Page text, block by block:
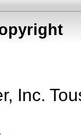
Inc.